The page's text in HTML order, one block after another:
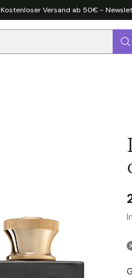
Kostenloser Versand ab 50€ -